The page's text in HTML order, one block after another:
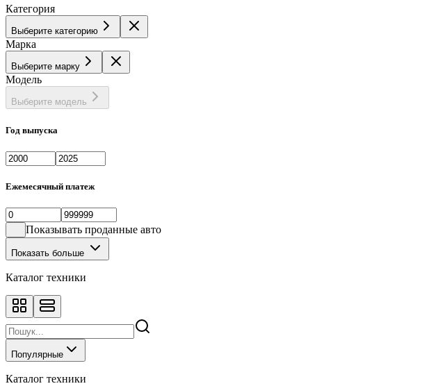
Категория
Выберите категорию
Марка
Выберите марку
Модель
Выберите модель
Год выпуска
Ежемесячный платеж
Показывать проданные авто
Показать больше
Каталог техники
Популярные
Каталог техники